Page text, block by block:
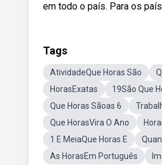
em todo o país. Para os
Tags
AtividadeQue Horas São
HorasExatas
19São Que
Que Horas Sãoas 6
Que HorasVira O Ano
1 E MeiaQue Horas E
As HorasEm Português